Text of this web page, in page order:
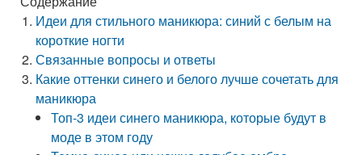
Идеи для стильного маникюра: синий с белым на
короткие ногти
Связанные вопросы и ответы
Какие оттенки синего и белого лучше сочетать для
маникюра
Топ-3 идеи синего маникюра, которые будут в
моде в этом году